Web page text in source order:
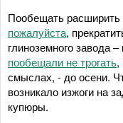
Пообещать расширить
пожалуйста,
глиноземного завода
пообещали не трогать,
смыслах, - до осени.
возникало изжоги на
купюры.